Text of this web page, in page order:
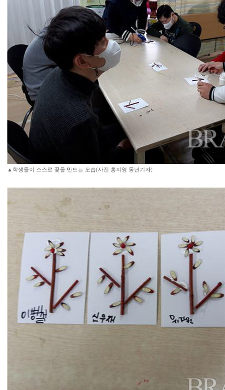
▲학생들이 스스로 꽃을 만드는 모습(사진 홍지영 동년기자)